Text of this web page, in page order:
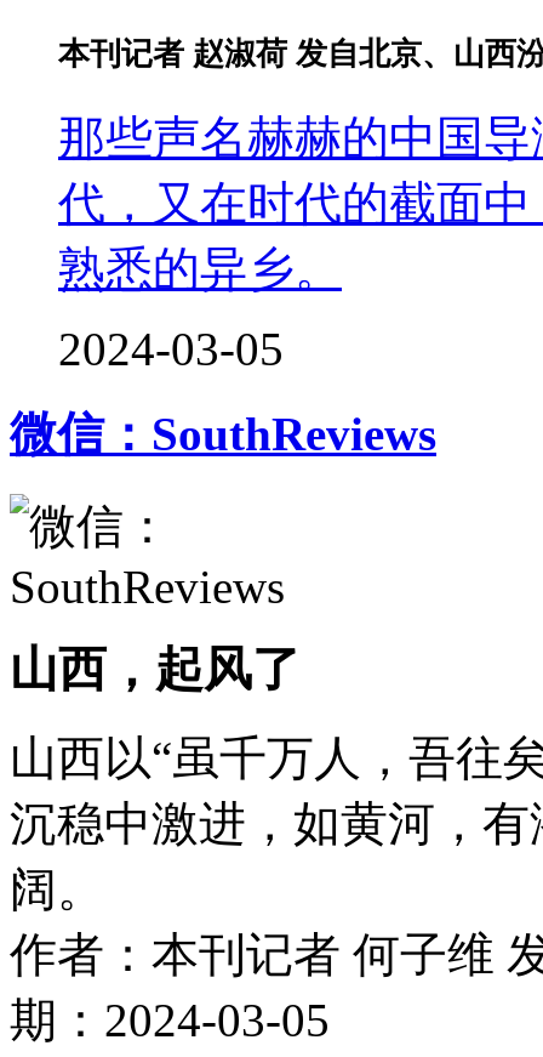
本刊记者 赵淑荷 发自北京、山西
那些声名赫赫的中国
代，又在时代的截面
熟悉的异乡。
2024-03-05
微信：SouthReviews
山西，起风了
山西以“虽千万人，吾往
沉稳中激进，如黄河，
阔。
作者：本刊记者 何子维
期：2024-03-05